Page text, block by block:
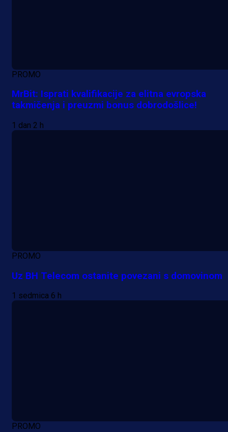
PROMO
MrBit: Isprati kvalifikacije za elitna evropska
takmičenja i preuzmi bonus dobrodošlice!
1 dan 2 h
PROMO
Uz BH Telecom ostanite povezani s domovinom
1 sedmica 6 h
PROMO